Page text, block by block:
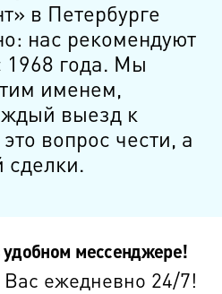
в Петербурге
нас рекомендуют
1968 года. Мы
именем,
выезд к
вопрос чести, а
сделки.
удобном мессенджере!
ежедневно 24/7!